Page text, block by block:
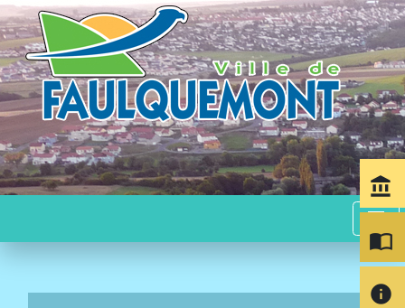
menu
account_balance
import_contacts
info